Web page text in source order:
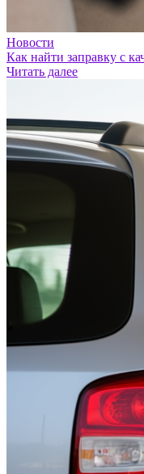
Новости
Как найти заправку с
Читать далее